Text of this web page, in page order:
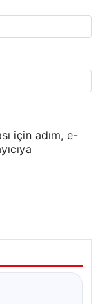
için adım, e-